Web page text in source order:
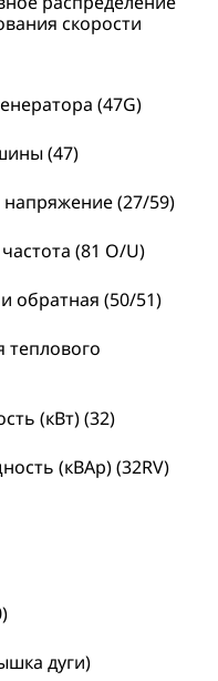
скорости
(47G)
(47)
(27/59)
(81 O/U)
обратная (50/51)
теплового
(кВт) (32)
(кВАр) (32RV)
дуги)